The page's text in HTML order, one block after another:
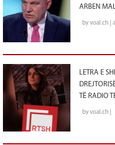
ARBEN
by voal.ch |
LETRA E
TË RADIO
by voal.ch |